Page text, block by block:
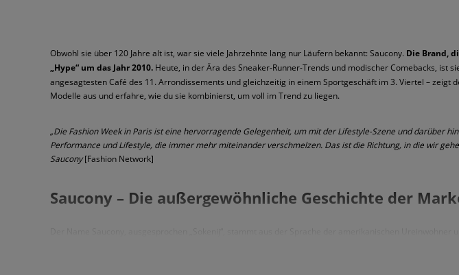
Obwohl sie über 120 Jahre alt ist, war sie viele Jahrzehnte lang nur Läufern bekannt: Saucony. Die Brand,
„Hype“ um das Jahr 2010. Heute, in der Ära des Sneaker-Runner-Trends und modischer Comebacks, ist
angesagtesten Café des 11. Arrondissements und gleichzeitig in einem Sportgeschäft im 3. Viertel –
Modelle aus und erfahre, wie du sie kombinierst, um voll im Trend zu liegen.
„Die Fashion Week in Paris ist eine hervorragende Gelegenheit, um mit der Lifestyle-Szene und darüber
Performance und Lifestyle, die immer mehr miteinander verschmelzen. Das ist die Richtung, in die wir
Saucony[Fashion Network]
Saucony – Die außergewöhnliche Geschichte der